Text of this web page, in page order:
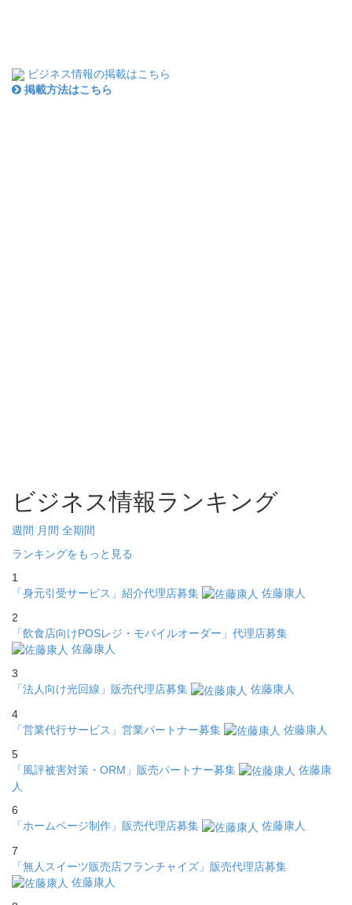
ビジネス情報の掲載はこちら
掲載方法はこちら
ビジネス情報ランキング
週間 月間 全期間
ランキングをもっと見る
1
「身元引受サービス」紹介代理店募集
佐藤康人
2
「飲食店向けPOSレジ・モバイルオーダー」代理店募集
佐藤康人
3
「法人向け光回線」販売代理店募集
佐藤康人
4
「営業代行サービス」営業パートナー募集
佐藤康人
5
「風評被害対策・ORM」販売パートナー募集
佐藤康
人
6
「ホームページ制作」販売代理店募集
佐藤康人
7
「無人スイーツ販売店フランチャイズ」販売代理店募集
佐藤康人